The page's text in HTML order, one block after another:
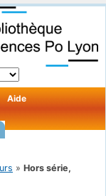
Aide
» Hors série,